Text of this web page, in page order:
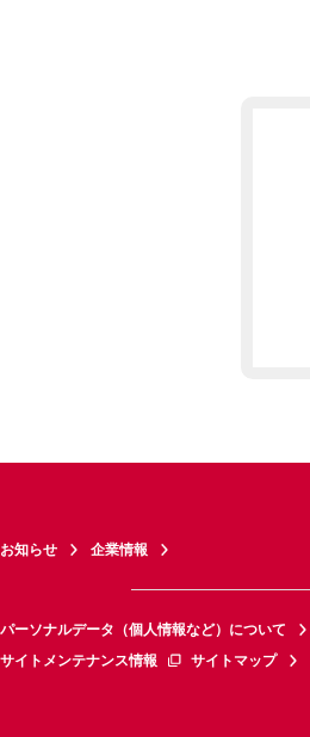
お知らせ 企業情報
パーソナルデータ（個人情報など）について
サイトメンテナンス情報
サイトマップ